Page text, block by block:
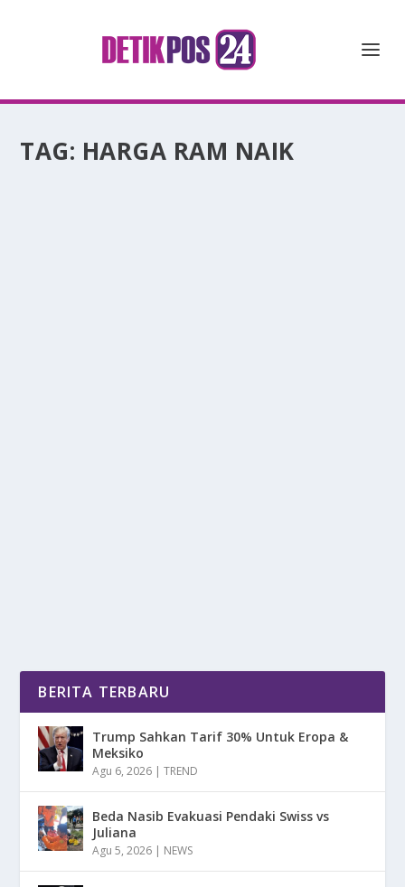
TAG: HARGA RAM NAIK
BERITA TERBARU
Trump Sahkan Tarif 30% Untuk Eropa &
Meksiko
Agu 6, 2026 |TREND
Beda Nasib Evakuasi Pendaki Swiss vs
Juliana
Agu 5, 2026 | NEWS